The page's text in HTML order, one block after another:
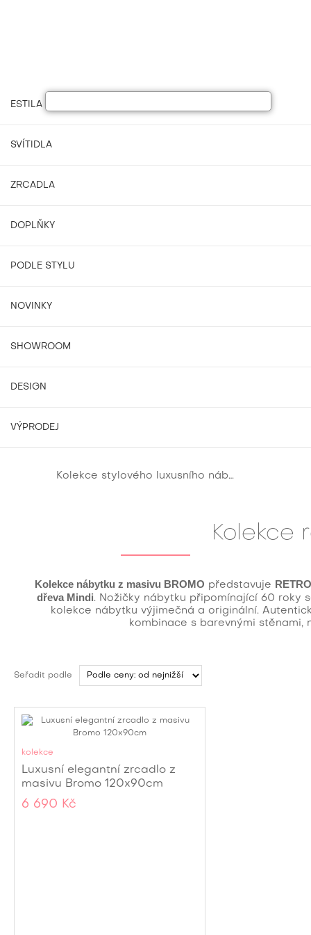
ESTILA NÁBYTEK
SVÍTIDLA
ZRCADLA
DOPLŇKY
PODLE STYLU
NOVINKY
SHOWROOM
DESIGN
VÝPRODEJ
Kolekce stylového luxusního nábytku
Kolekce
Kolekce nábytku z masivu BROMO představuje
dřeva Mindi. Nožičky nábytku připomínající 60 roky
kolekce nábytku výjimečná a originální.
kombinace s barevnými
Seřadit podle
kolekce
Luxusní elegantní zrcadlo z
masivu Bromo 120x90cm
6 690 Kč